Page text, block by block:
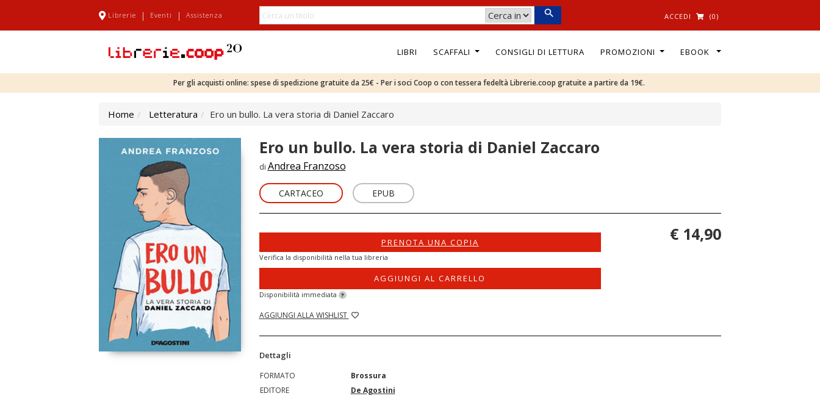
Librerie | Eventi | Assistenza ACCEDI (0)
LIBRI SCAFFALI CONSIGLI DI LETTURA PROMOZIONI EBOOK
Per gli acquisti online: spese di spedizione gratuite da 25€ - Per i soci Coop o con tessera fedeltà Librerie.coop gratuite a partire da 19€.
Home Letteratura Ero un bullo. La vera storia di Daniel Zaccaro
Ero un bullo. La vera storia di Daniel Zaccaro
di Andrea Franzoso
CARTACEO EPUB
PRENOTA UNA COPIA
Verifica la disponibilità nella tua libreria
AGGIUNGI AL CARRELLO
Disponibilità immediata ?
AGGIUNGI ALLA WISHLIST
€ 14,90
Dettagli
FORMATO
Brossura
EDITORE
De Agostini